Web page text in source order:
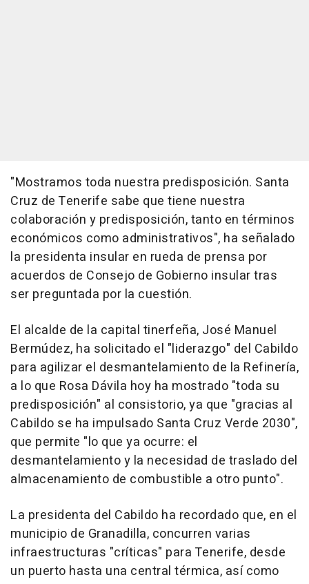
"Mostramos toda nuestra predisposición. Santa
Cruz de Tenerife sabe que tiene nuestra
colaboración y predisposición, tanto en términos
económicos como administrativos", ha señalado
la presidenta insular en rueda de prensa por
acuerdos de Consejo de Gobierno insular tras
ser preguntada por la cuestión.
El alcalde de la capital tinerfeña, José Manuel
Bermúdez, ha solicitado el "liderazgo" del Cabildo
para agilizar el desmantelamiento de la Refinería,
a lo que Rosa Dávila hoy ha mostrado "toda su
predisposición" al consistorio, ya que "gracias al
Cabildo se ha impulsado Santa Cruz Verde 2030",
que permite "lo que ya ocurre: el
desmantelamiento y la necesidad de traslado del
almacenamiento de combustible a otro punto".
La presidenta del Cabildo ha recordado que, en el
municipio de Granadilla, concurren varias
infraestructuras "críticas" para Tenerife, desde
un puerto hasta una central térmica, así como